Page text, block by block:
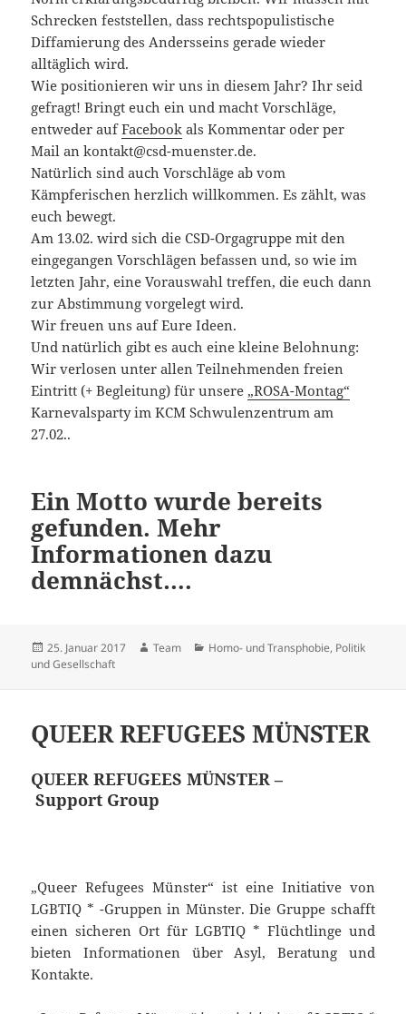
Schrecken feststellen, dass rechtspopulistische
Diffamierung des Andersseins gerade wieder
alltäglich wird.
Wie positionieren wir uns in diesem Jahr? Ihr seid
gefragt! Bringt euch ein und macht Vorschläge,
entweder aufFacebook als Kommentar oder per
Mail an kontakt@csd-muenster.de.
Natürlich sind auch Vorschläge ab vom
Kämpferischen herzlich willkommen. Es zählt, was
euch bewegt.
Am 13.02. wird sich die CSD-Orgagruppe mit den
eingegangen Vorschlägen befassen und, so wie im
letzten Jahr, eine Vorauswahl treffen, die euch dann
zur Abstimmung vorgelegt wird.
Wir freuen uns auf Eure Ideen.
Und natürlich gibt es auch eine kleine Belohnung:
Wir verlosen unter allen Teilnehmenden freien
Eintritt (+ Begleitung) für unsere „ROSA-Montag“
Karnevalsparty im KCM Schwulenzentrum am
27.02..
Ein Motto wurde bereits
gefunden. Mehr
Informationen dazu
demnächst….
Veröffentlicht
am
25. Januar 2017 Autor
Team Kategorien
Homo- und Transphobie, Politik
und Gesellschaft
QUEER REFUGEES MÜNSTER
QUEER REFUGEES MÜNSTER –
Support Group
„Queer Refugees Münster“ ist eine Initiative von
LGBTIQ * -Gruppen in Münster. Die Gruppe schafft
einen sicheren Ort für LGBTIQ * Flüchtlinge und
bieten Informationen über Asyl, Beratung und
Kontakte.